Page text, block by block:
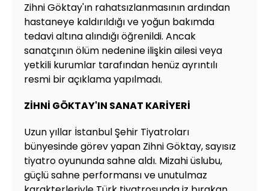
Zihni Göktay'ın rahatsızlanmasının ardından
hastaneye kaldırıldığı ve yoğun bakımda
tedavi altına alındığı öğrenildi. Ancak
sanatçının ölüm nedenine ilişkin ailesi veya
yetkili kurumlar tarafından henüz ayrıntılı
resmi bir açıklama yapılmadı.
ZİHNİ GÖKTAY'IN SANAT KARİYERİ
Uzun yıllar İstanbul Şehir Tiyatroları
bünyesinde görev yapan Zihni Göktay, sayısız
tiyatro oyununda sahne aldı. Mizahi üslubu,
güçlü sahne performansı ve unutulmaz